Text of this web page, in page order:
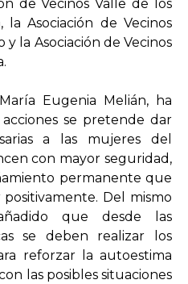
de Vecinos Valle de los
la Asociación de Vecinos
la Asociación de Vecinos
Eugenia Melián, ha
se pretende dar
a las mujeres del
con mayor seguridad,
permanente que
Del mismo
que desde las
se deben realizar los
reforzar la autoestima
las posibles situaciones